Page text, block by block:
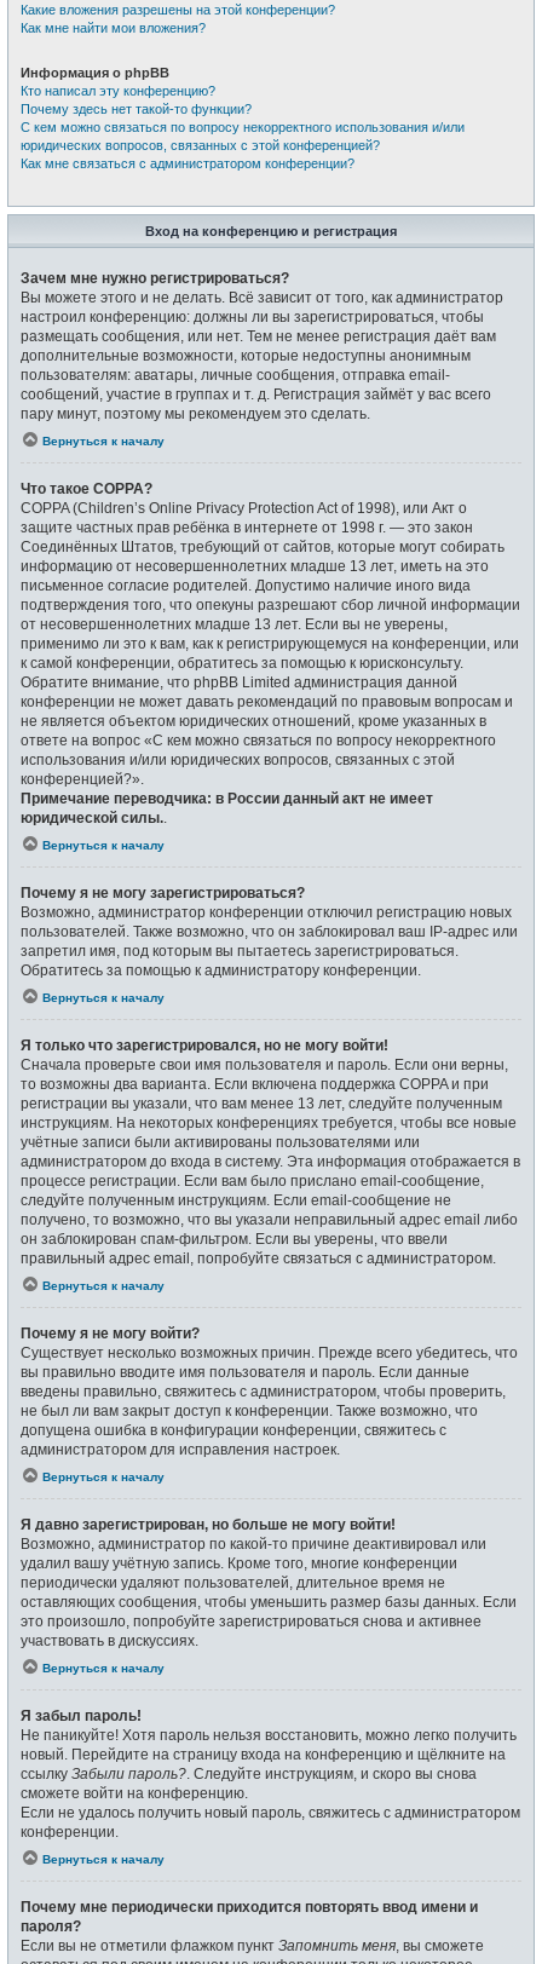
Какие вложения разрешены на этой конференции?
Как мне найти мои вложения?
Информация о phpBB
Кто написал эту конференцию?
Почему здесь нет такой-то функции?
С кем можно связаться по вопросу некорректного использования и/или
юридических вопросов, связанных с этой конференцией?
Как мне связаться с администратором конференции?
Вход на конференцию и регистрация
Зачем мне нужно регистрироваться?
Вы можете этого и не делать. Всё зависит от того, как администратор
настроил конференцию: должны ли вы зарегистрироваться, чтобы
размещать сообщения, или нет. Тем не менее регистрация даёт вам
дополнительные возможности, которые недоступны анонимным
пользователям: аватары, личные сообщения, отправка email-
сообщений, участие в группах и т. д. Регистрация займёт у вас всего
пару минут, поэтому мы рекомендуем это сделать.
Вернуться к началу
Что такое COPPA?
COPPA (Children’s Online Privacy Protection Act of 1998), или Акт о
защите частных прав ребёнка в интернете от 1998 г. — это закон
Соединённых Штатов, требующий от сайтов, которые могут собирать
информацию от несовершеннолетних младше 13 лет, иметь на это
письменное согласие родителей. Допустимо наличие иного вида
подтверждения того, что опекуны разрешают сбор личной информации
от несовершеннолетних младше 13 лет. Если вы не уверены,
применимо ли это к вам, как к регистрирующемуся на конференции, или
к самой конференции, обратитесь за помощью к юрисконсульту.
Обратите внимание, что phpBB Limited администрация данной
конференции не может давать рекомендаций по правовым вопросам и
не является объектом юридических отношений, кроме указанных в
ответе на вопрос «С кем можно связаться по вопросу некорректного
использования и/или юридических вопросов, связанных с этой
конференцией?».
Примечание переводчика: в России данный акт не имеет
юридической силы.
Вернуться к началу
Почему я не могу зарегистрироваться?
Возможно, администратор конференции отключил регистрацию новых
пользователей. Также возможно, что он заблокировал ваш IP-адрес или
запретил имя, под которым вы пытаетесь зарегистрироваться.
Обратитесь за помощью к администратору конференции.
Вернуться к началу
Я только что зарегистрировался, но не могу войти!
Сначала проверьте свои имя пользователя и пароль. Если они верны,
то возможны два варианта. Если включена поддержка COPPA и при
регистрации вы указали, что вам менее 13 лет, следуйте полученным
инструкциям. На некоторых конференциях требуется, чтобы все новые
учётные записи были активированы пользователями или
администратором до входа в систему. Эта информация отображается в
процессе регистрации. Если вам было прислано email-сообщение,
следуйте полученным инструкциям. Если email-сообщение не
получено, то возможно, что вы указали неправильный адрес email либо
он заблокирован спам-фильтром. Если вы уверены, что ввели
правильный адрес email, попробуйте связаться с администратором.
Вернуться к началу
Почему я не могу войти?
Существует несколько возможных причин. Прежде всего убедитесь, что
вы правильно вводите имя пользователя и пароль. Если данные
введены правильно, свяжитесь с администратором, чтобы проверить,
не был ли вам закрыт доступ к конференции. Также возможно, что
допущена ошибка в конфигурации конференции, свяжитесь с
администратором для исправления настроек.
Вернуться к началу
Я давно зарегистрирован, но больше не могу войти!
Возможно, администратор по какой-то причине деактивировал или
удалил вашу учётную запись. Кроме того, многие конференции
периодически удаляют пользователей, длительное время не
оставляющих сообщения, чтобы уменьшить размер базы данных. Если
это произошло, попробуйте зарегистрироваться снова и активнее
участвовать в дискуссиях.
Вернуться к началу
Я забыл пароль!
Не паникуйте! Хотя пароль нельзя восстановить, можно легко получить
новый. Перейдите на страницу входа на конференцию и щёлкните на
ссылку Забыли пароль? . Следуйте инструкциям, и скоро вы снова
сможете войти на конференцию.
Если не удалось получить новый пароль, свяжитесь с администратором
конференции.
Вернуться к началу
Почему мне периодически приходится повторять ввод имени и
пароля?
Если вы не отметили флажком пункт Запомнить меня , вы сможете